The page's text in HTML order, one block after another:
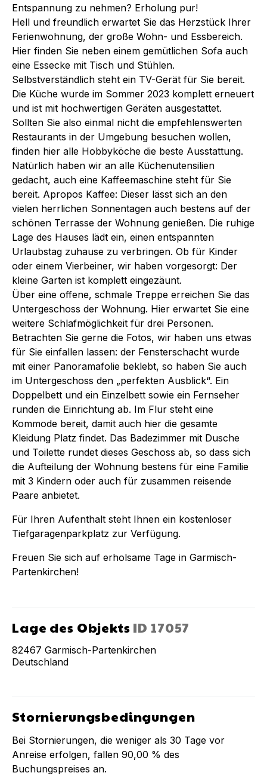
Entspannung zu nehmen? Erholung pur!
Hell und freundlich erwartet Sie das Herzstück Ihrer
Ferienwohnung, der große Wohn- und Essbereich.
Hier finden Sie neben einem gemütlichen Sofa auch
eine Essecke mit Tisch und Stühlen.
Selbstverständlich steht ein TV-Gerät für Sie bereit.
Die Küche wurde im Sommer 2023 komplett erneuert
und ist mit hochwertigen Geräten ausgestattet.
Sollten Sie also einmal nicht die empfehlenswerten
Restaurants in der Umgebung besuchen wollen,
finden hier alle Hobbyköche die beste Ausstattung.
Natürlich haben wir an alle Küchenutensilien
gedacht, auch eine Kaffeemaschine steht für Sie
bereit. Apropos Kaffee: Dieser lässt sich an den
vielen herrlichen Sonnentagen auch bestens auf der
schönen Terrasse der Wohnung genießen. Die ruhige
Lage des Hauses lädt ein, einen entspannten
Urlaubstag zuhause zu verbringen. Ob für Kinder
oder einem Vierbeiner, wir haben vorgesorgt: Der
kleine Garten ist komplett eingezäunt.
Über eine offene, schmale Treppe erreichen Sie das
Untergeschoss der Wohnung. Hier erwartet Sie eine
weitere Schlafmöglichkeit für drei Personen.
Betrachten Sie gerne die Fotos, wir haben uns etwas
für Sie einfallen lassen: der Fensterschacht wurde
mit einer Panoramafolie beklebt, so haben Sie auch
im Untergeschoss den „perfekten Ausblick“. Ein
Doppelbett und ein Einzelbett sowie ein Fernseher
runden die Einrichtung ab. Im Flur steht eine
Kommode bereit, damit auch hier die gesamte
Kleidung Platz findet. Das Badezimmer mit Dusche
und Toilette rundet dieses Geschoss ab, so dass sich
die Aufteilung der Wohnung bestens für eine Familie
mit 3 Kindern oder auch für zusammen reisende
Paare anbietet.
Für Ihren Aufenthalt steht Ihnen ein kostenloser
Tiefgaragenparkplatz zur Verfügung.
Freuen Sie sich auf erholsame Tage in Garmisch-
Partenkirchen!
Lage des Objekts ID 17057
82467 Garmisch-Partenkirchen
Deutschland
Stornierungsbedingungen
Bei Stornierungen, die weniger als 30 Tage vor
Anreise erfolgen, fallen 90,00 % des
Buchungspreises an.